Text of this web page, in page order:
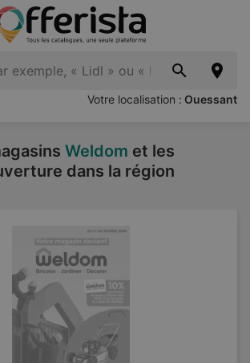
Votre localisation : Ouessant
Weldom et les
dans la région